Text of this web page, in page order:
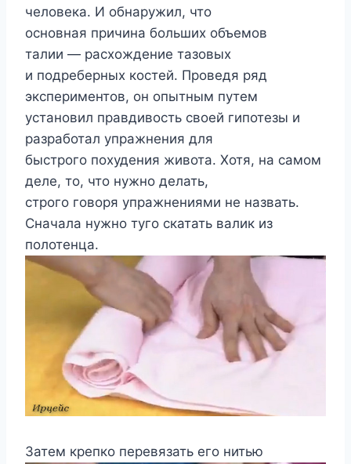
человека. И обнаружил, что
основная причина больших объемов
талии — расхождение тазовых
и подреберных костей. Проведя ряд
экспериментов, он опытным путем
установил правдивость своей гипотезы и
разработал упражнения для
быстрого похудения живота. Хотя, на самом
деле, то, что нужно делать,
строго говоря упражнениями не назвать.
Сначала нужно туго скатать валик из
полотенца.
Затем крепко перевязать его нитью